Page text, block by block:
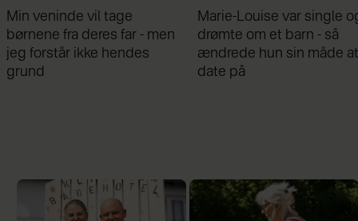
Marie-Louise var single og
drømte om et barn - så
ændrede hun sin måde at
date på
Mathilde Gøhler fortæller
om bruddet med Remee:
Var gået fra hinanden før
graviditeten